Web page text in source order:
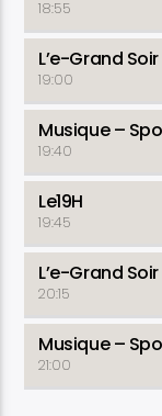
18:55
L’e-Grand Soir
19:00
Musique –
19:40
Le19H
19:45
L’e-Grand Soir
20:15
Musique –
21:00